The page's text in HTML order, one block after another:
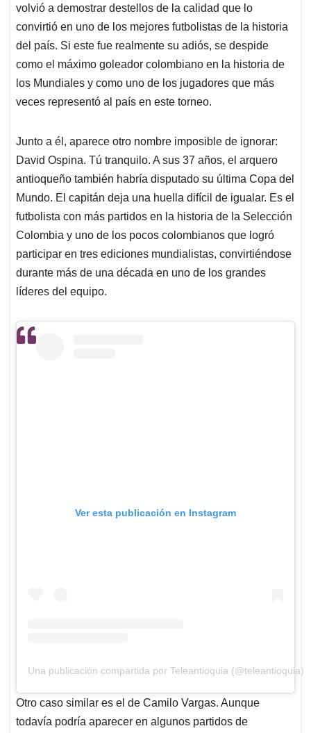
volvió a demostrar destellos de la calidad que lo
convirtió en uno de los mejores futbolistas de la historia
del país. Si este fue realmente su adiós, se despide
como el máximo goleador colombiano en la historia de
los Mundiales y como uno de los jugadores que más
veces representó al país en este torneo.
Junto a él, aparece otro nombre imposible de ignorar:
David Ospina. Tú tranquilo. A sus 37 años, el arquero
antioqueño también habría disputado su última Copa del
Mundo. El capitán deja una huella difícil de igualar. Es el
futbolista con más partidos en la historia de la Selección
Colombia y uno de los pocos colombianos que logró
participar en tres ediciones mundialistas, convirtiéndose
durante más de una década en uno de los grandes
líderes del equipo.
Ver esta publicación en Instagram
Una publicación compartida por Teleantioquia (@teleantioquia)
Otro caso similar es el de Camilo Vargas. Aunque
todavía podría aparecer en algunos partidos de